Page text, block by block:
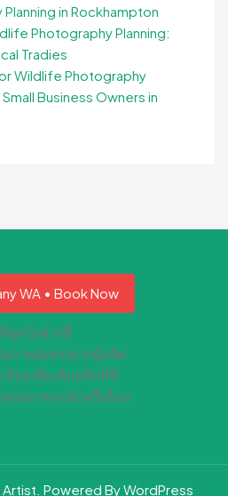
in Rockhampton
Photography Planning:
Tradies
Wildlife Photography
Business Owners in
WA • Book Now
สุดในช่วงนี้
ภาพส่งตรงจากผู้ผลิต
อียดเพิ่มเติมคลิกที่นี่
คุณภาพระดับพรีเมียม
Artist. Powered By WordPress